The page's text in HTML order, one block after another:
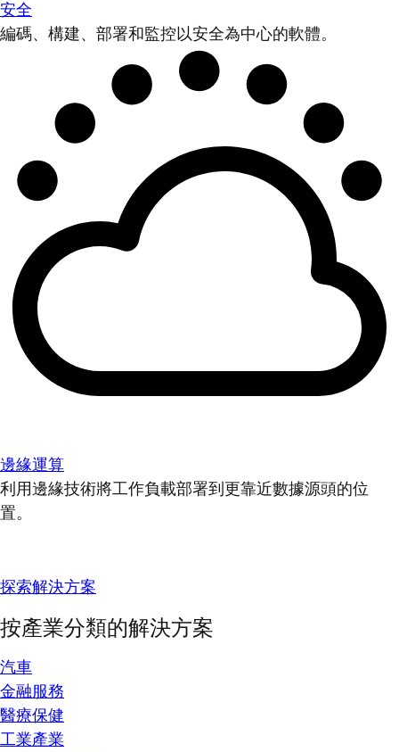
安全
編碼、構建、部署和監控以安全為中心的軟體。
邊緣運算
利用邊緣技術將工作負載部署到更靠近數據源頭的位
置。
探索解決方案
按產業分類的解決方案
汽車
金融服務
醫療保健
工業產業